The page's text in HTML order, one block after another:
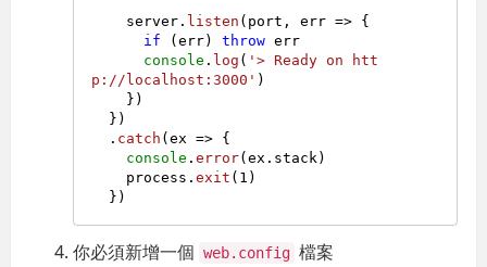
    server.
listen (port, err => {
if (err) throw err
console . log ( '> Ready on htt
p://localhost:3000' )
  .
catch (ex => {
console .error(ex. stack)
    process.
exit ( 1 )
你必須新增一個 web.config 檔案